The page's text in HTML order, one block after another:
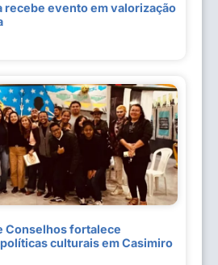
recebe evento em valorização
Conselhos fortalece
culturais em Casimiro